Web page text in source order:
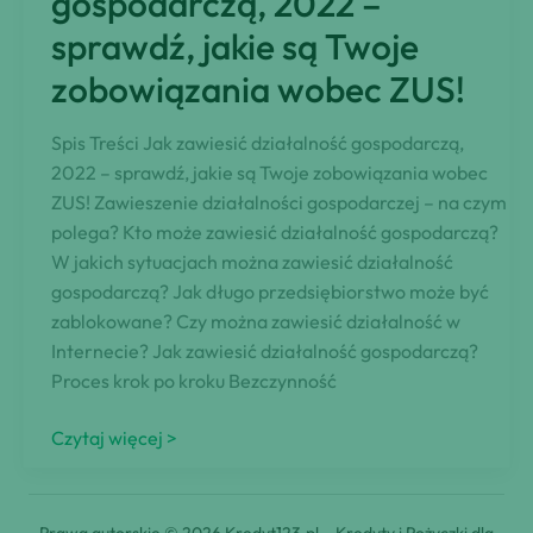
i
jak
go
zdobyć?
sprawdź, jakie są Twoje
zobowiązania wobec ZUS!
Spis Treści Jak zawiesić działalność gospodarczą,
2022 – sprawdź, jakie są Twoje zobowiązania wobec
ZUS! Zawieszenie działalności gospodarczej – na czym
polega? Kto może zawiesić działalność gospodarczą?
W jakich sytuacjach można zawiesić działalność
gospodarczą? Jak długo przedsiębiorstwo może być
zablokowane? Czy można zawiesić działalność w
Internecie? Jak zawiesić działalność gospodarczą?
Proces krok po kroku Bezczynność
Jak
gospodarczą,
Czytaj więcej >